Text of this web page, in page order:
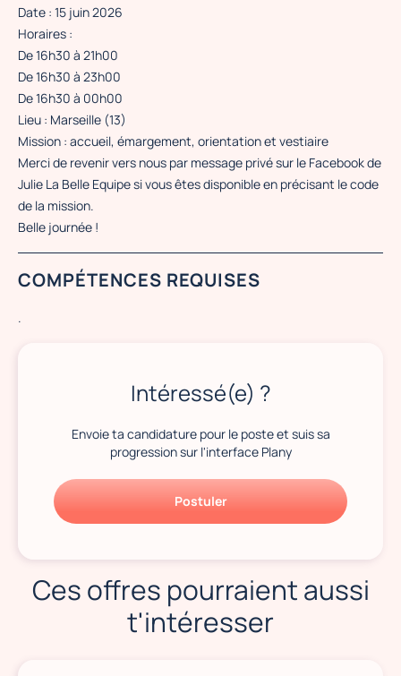
Date : 15 juin 2026
Horaires :
De 16h30 à 21h00
De 16h30 à 23h00
De 16h30 à 00h00
Lieu : Marseille (13)
Mission : accueil, émargement, orientation et vestiaire
Merci de revenir vers nous par message privé sur le Facebook de
Julie La Belle Equipe si vous êtes disponible en précisant le code
de la mission.
Belle journée !
COMPÉTENCES REQUISES
.
Intéressé(e) ?
Envoie ta candidature pour le poste et suis sa
progression sur l'interface Plany
Postuler
Ces offres pourraient aussi
t'intéresser